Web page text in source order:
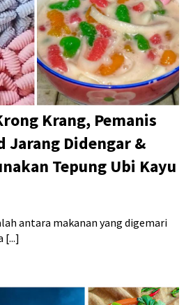
Krang, Pemanis
Jarang Didengar &
Tepung Ubi Kayu
antara makanan yang digemari
[...]